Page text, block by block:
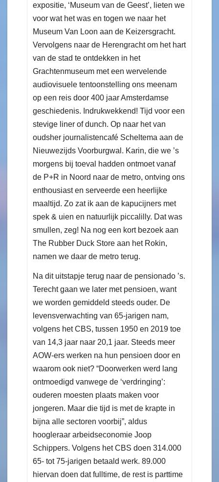
expositie, ‘Museum van de Geest’, lieten we
voor wat het was en togen we naar het
Museum Van Loon aan de Keizersgracht.
Vervolgens naar de Herengracht om het hart
van de stad te ontdekken in het
Grachtenmuseum met een wervelende
audiovisuele tentoonstelling ons meenam
op een reis door 400 jaar Amsterdamse
geschiedenis. Indrukwekkend! Tijd voor een
stevige liner of dunch. Op naar het van
oudsher journalistencafé Scheltema aan de
Nieuwezijds Voorburgwal. Karin, die we ’s
morgens bij toeval hadden ontmoet vanaf
de P+R in Noord naar de metro, ontving ons
enthousiast en serveerde een heerlijke
maaltijd. Zo zat ik aan de kapucijners met
spek & uien en natuurlijk piccalilly. Dat was
smullen, zeg! Na nog een kort bezoek aan
The Rubber Duck Store aan het Rokin,
namen we daar de metro terug.
Na dit uitstapje terug naar de pensionado ’s.
Terecht gaan we later met pensioen, want
we worden gemiddeld steeds ouder. De
levensverwachting van 65-jarigen nam,
volgens het CBS, tussen 1950 en 2019 toe
van 14,3 jaar naar 20,1 jaar. Steeds meer
AOW-ers werken na hun pensioen door en
waarom ook niet? “Doorwerken werd lang
ontmoedigd vanwege de ‘verdringing’:
ouderen moesten plaats maken voor
jongeren. Maar die tijd is met de krapte in
bijna alle sectoren voorbij”, aldus
hoogleraar arbeidseconomie Joop
Schippers. Volgens het CBS doen 314.000
65- tot 75-jarigen betaald werk. 89.000
hiervan doen dat fulltime, de rest is parttime